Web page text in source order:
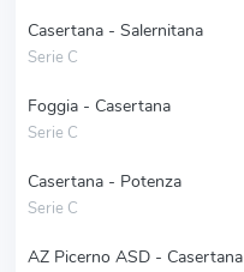
Casertana - Salernitana
Serie C
Foggia - Casertana
Serie C
Casertana - Potenza
Serie C
AZ Picerno ASD - Casertana